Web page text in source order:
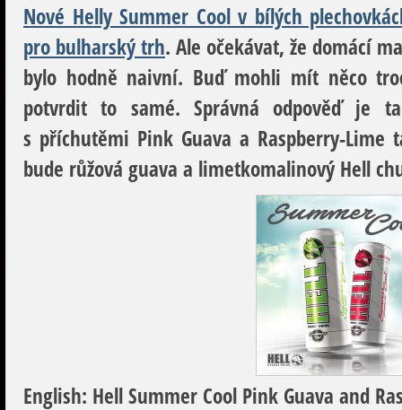
Nové Helly Summer Cool v bílých
pro bulharský trh. Ale očekávat, že domácí
bylo hodně naivní. Buď mohli mít něco
potvrdit to samé. Správná odpověď je
s příchutěmi Pink Guava a Raspberry-
bude růžová guava a limetkomalinový Hell
English: Hell Summer Cool Pink Guava and